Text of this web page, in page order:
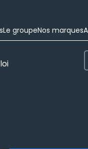
Le groupeNos marques